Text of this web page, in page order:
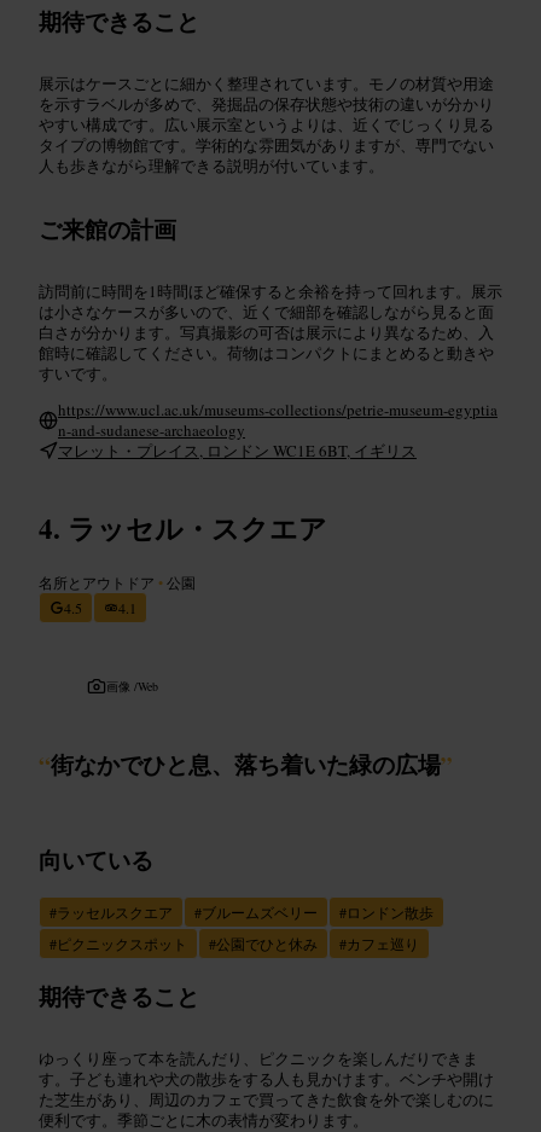
期待できること
展示はケースごとに細かく整理されています。モノの材質や用途
を示すラベルが多めで、発掘品の保存状態や技術の違いが分かり
やすい構成です。広い展示室というよりは、近くでじっくり見る
タイプの博物館です。学術的な雰囲気がありますが、専門でない
人も歩きながら理解できる説明が付いています。
ご来館の計画
訪問前に時間を1時間ほど確保すると余裕を持って回れます。展示
は小さなケースが多いので、近くで細部を確認しながら見ると面
白さが分かります。写真撮影の可否は展示により異なるため、入
館時に確認してください。荷物はコンパクトにまとめると動きや
すいです。
https://www.ucl.ac.uk/museums-collections/petrie-museum-egyptia
n-and-sudanese-archaeology
マレット・プレイス, ロンドン WC1E 6BT, イギリス
ラッセル・スクエア
名所とアウトドア •公園
4.5
4.1
画像 /Web
“街なかでひと息、落ち着いた緑の広場”
向いている
#ラッセルスクエア #ブルームズベリー #ロンドン散歩
#ピクニックスポット #公園でひと休み #カフェ巡り
期待できること
ゆっくり座って本を読んだり、ピクニックを楽しんだりできま
す。子ども連れや犬の散歩をする人も見かけます。ベンチや開け
た芝生があり、周辺のカフェで買ってきた飲食を外で楽しむのに
便利です。季節ごとに木の表情が変わります。